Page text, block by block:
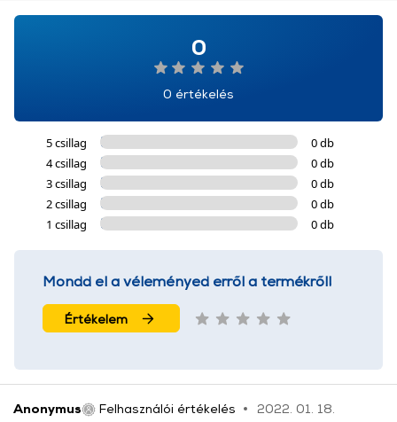
0
0 értékelés
5 csillag
0 db
4 csillag
0 db
3 csillag
0 db
2 csillag
0 db
1 csillag
0 db
Mondd el a véleményed erről a termékről!
Értékelem
Anonymus Felhasználói értékelés
2022. 01. 18.